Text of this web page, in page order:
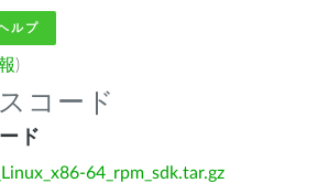
ルプ
)
コード
ド
64_rpm_sdk.tar.gz